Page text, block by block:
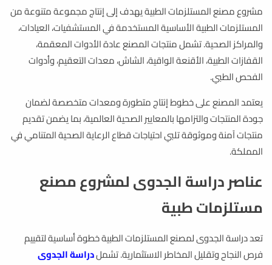
مشروع مصنع المستلزمات الطبية يهدف إلى إنتاج مجموعة متنوعة من
المستلزمات الطبية الأساسية المستخدمة في المستشفيات، العيادات،
والمراكز الصحية. تشمل منتجات المصنع عادة الأدوات المعقمة،
القفازات الطبية، الأقنعة الواقية، الشاش، معدات التعقيم، وأدوات
الفحص الطبي.
يعتمد المصنع على خطوط إنتاج متطورة ومعدات متخصصة لضمان
جودة المنتجات والتزامها بالمعايير الصحية العالمية، بما يضمن تقديم
منتجات آمنة وموثوقة تلبي احتياجات قطاع الرعاية الصحية المتنامي في
المملكة.
عناصر دراسة الجدوى لمشروع مصنع
مستلزمات طبية
تعد دراسة الجدوى لمصنع المستلزمات الطبية خطوة أساسية لتقييم
فرص النجاح وتقليل المخاطر الاستثمارية. تشملدراسة الجدوى